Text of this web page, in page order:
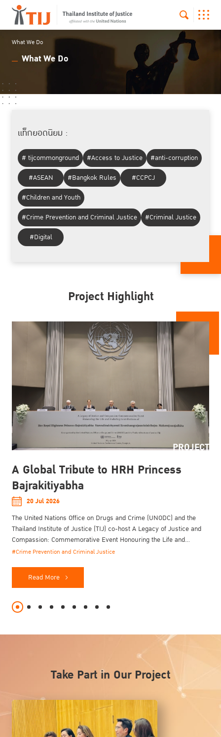
What We Do
What We Do
แท็กยอดนิยม :
# tijcommonground #Access to Justice
#anti-corruption
#ASEAN
#Bangkok Rules
#CCPCJ
#Children and Youth
#Crime Prevention and Criminal Justice
#Criminal Justice
#Digital
Project Highlight
Read More
A Global Tribute to HRH Princess
Bajrakitiyabha
20 Jul 2026
The United Nations Office on Drugs and Crime (UNODC) and the
Thailand Institute of Justice (TIJ) co-host A Legacy of Justice and
Compassion: Commemorative Event Honouring the Life and
Enduring Contributions of Her Royal Highness Princess
Mahavajrarajadhita on 20 July 2026.
#Crime Prevention and Criminal Justice
PROJECT
Take Part in Our Project